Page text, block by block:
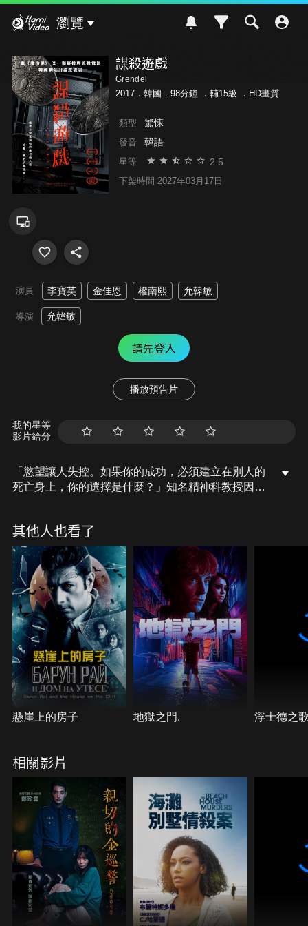
瀏覽
謀殺遊戲
Grendel
2017．韓國．98分鐘 ． 輔15級 ．HD畫質
類型 驚悚
發音 韓語
星等 2.5
下架時間 2027年03月17日
演員 李寶英 金佳恩 權南熙 允韓敏
導演 允韓敏
請先登入
播放預告片
我的星等
影片給分
「慾望讓人失控。如果你的成功，必須建立在別人的
死亡身上，你的選擇是什麼？」知名精神科教授因為
實新聞事件，讓他的生活翻天覆地。一個月後，收到
恐嚇信的作家，遇見了那個知道一切真相的神秘女
人....
其他人也看了
懸崖上的房子 地獄之門. 浮士德之
相關影片